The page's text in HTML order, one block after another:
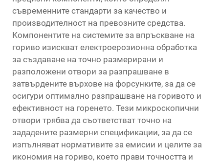
съвременните стандарти за качество и
производителност на превозните средства.
Компонентите на системите за впръскване на
гориво изискват електроерозионна обработка
за създаване на точно размерирани и
разположени отвори за разпрашване в
затвърдените върхове на форсунките, за да се
осигури оптимално разпрашване на горивото и
ефективност на горенето. Тези микроскопични
отвори трябва да съответстват точно на
зададените размерни спецификации, за да се
изпълняват нормативите за емисии и целите за
икономия на гориво, което прави точността и